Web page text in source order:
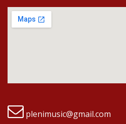
plenimusic@gmail.com